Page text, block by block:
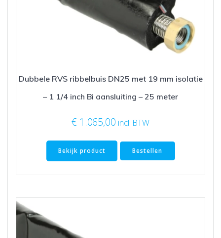
Dubbele RVS ribbelbuis DN25 met 19 mm isolatie
– 1 1/4 inch Bi aansluiting – 25 meter
€ 1.065,00 incl. BTW
Bekijk product Bestellen